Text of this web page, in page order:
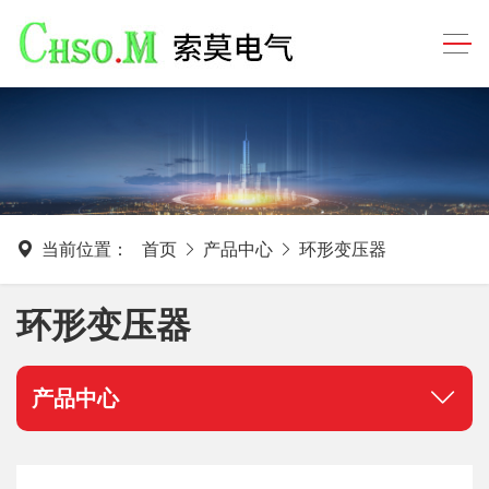
当前位置： 首页 产品中心 环形变压器
环形变压器
产品中心